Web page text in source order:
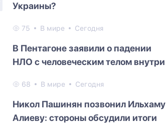
Украины?
75 В мире Сегодня
В Пентагоне заявили о падении
НЛО с человеческим телом внутри
68 В мире Сегодня
Никол Пашинян позвонил Ильхаму
Алиеву: стороны обсудили итоги